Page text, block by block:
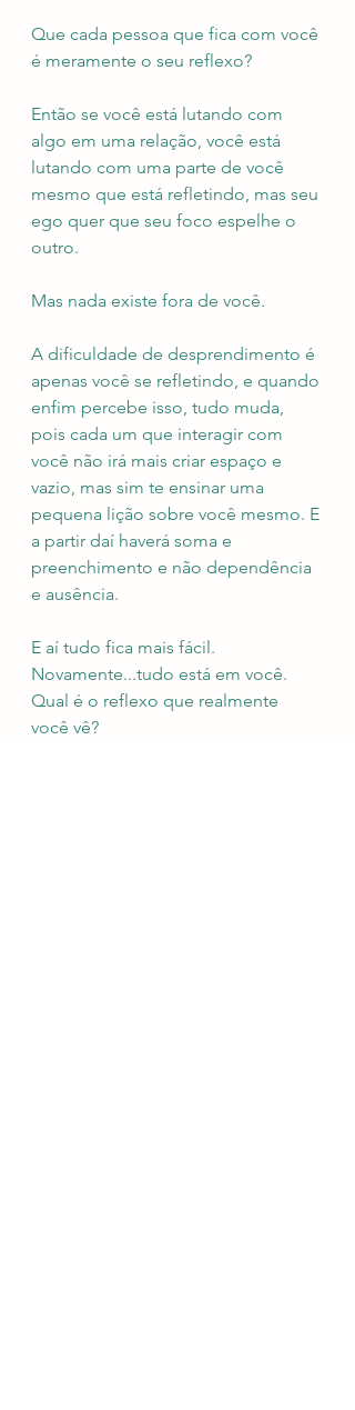
Que cada pessoa que fica com você
é meramente o seu reflexo?
Então se você está lutando com
algo em uma relação, você está
lutando com uma parte de você
mesmo que está refletindo, mas seu
ego quer que seu foco espelhe o
outro.
Mas nada existe fora de você.
A dificuldade de desprendimento é
apenas você se refletindo, e quando
enfim percebe isso, tudo muda,
pois cada um que interagir com
você não irá mais criar espaço e
vazio, mas sim te ensinar uma
pequena lição sobre você mesmo. E
a partir daí haverá soma e
preenchimento e não dependência
e ausência.
E aí tudo fica mais fácil.
Novamente...tudo está em você.
Qual é o reflexo que realmente
você vê?